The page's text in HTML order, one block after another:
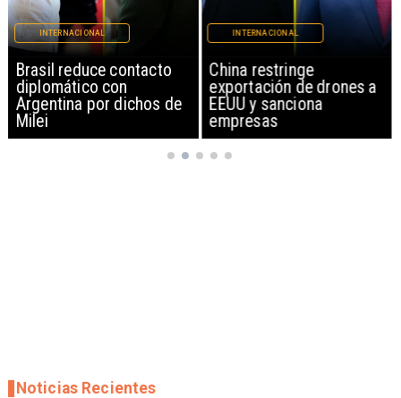
Brasil reduce contacto
diplomático con
Argentina por dichos de
Milei
INTERNACIONAL
China restringe
exportación de drones a
EEUU y sanciona
empresas
INTERNACIONAL
Noticias Recientes